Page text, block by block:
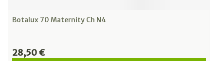
Botalux 70 Maternity Ch N4
28,50 €